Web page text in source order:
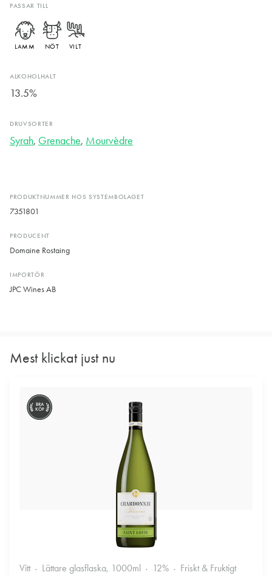
PRODUKTNUMMER HOS SYSTEMBOLAGET
7351801
PRODUCENT
Domaine Rostaing
IMPORTÖR
JPC Wines AB
PASSAR TILL
LAMM NÖT VILT
ALKOHOLHALT
13.5%
DRUVSORTER
Syrah, Grenache, Mourvèdre
Mest klickat just nu
BRA
KÖP
Vitt Lättare glasflaska, 1000ml 12% Friskt & Fruktigt